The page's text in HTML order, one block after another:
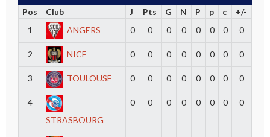
Pos Club J Pts G N P p c
+/-
1
ANGERS 0 0 0 0 0 0 0 0
2 NICE 0 0 0 0 0 0 0 0
3 TOULOUSE 0 0 0 0 0 0 0 0
4
STRASBOURG
0 0 0 0 0 0 0 0